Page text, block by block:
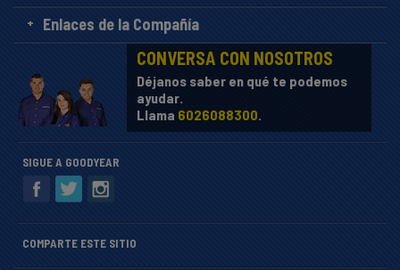
Enlaces de la Compañía
CONVERSA CON NOSOTROS
Déjanos saber en qué te podemos
ayudar.
Llama 6026088300.
SIGUE A GOODYEAR
COMPARTE ESTE SITIO